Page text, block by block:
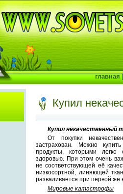
Купил
Купил некачественный
От покупки
застрахован. Можно
продукты, которыми легко
здоровью. При этом очень
не соответствующей её
низкосортной, линяющей
разваливается при первой же
Мировые катастрофы
главная